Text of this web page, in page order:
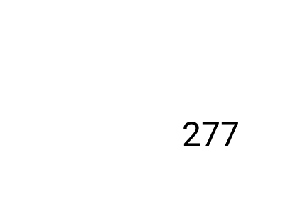
277